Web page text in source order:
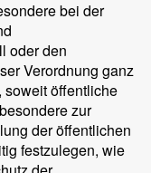
bei der
oder den
Verordnung ganz
soweit öffentliche
zur
der öffentlichen
festzulegen, wie